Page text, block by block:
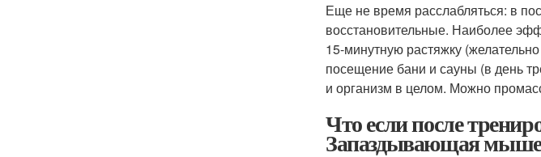
Еще не время расслабляться: в
восстановительные. Наиболее
15-минутную растяжку
посещение бани и сауны (в день
и организм в целом. Можно
Что если после
Запаздывающая